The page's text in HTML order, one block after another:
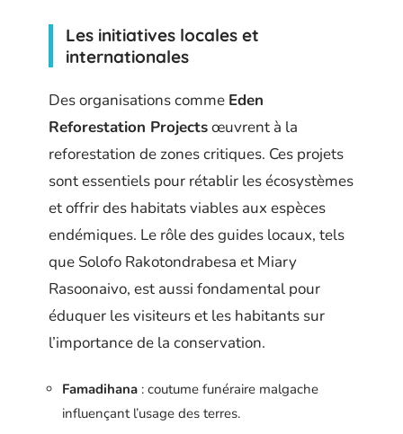
Les initiatives locales et
internationales
Des organisations comme Eden
Reforestation Projectsœuvrent à la
reforestation de zones critiques. Ces projets
sont essentiels pour rétablir les écosystèmes
et offrir des habitats viables aux espèces
endémiques. Le rôle des guides locaux, tels
que Solofo Rakotondrabesa et Miary
Rasoonaivo, est aussi fondamental pour
éduquer les visiteurs et les habitants sur
l’importance de la conservation.
Famadihana : coutume funéraire malgache
influençant l’usage des terres.